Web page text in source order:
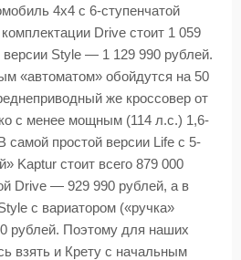
4х4 с 6-ступенчатой
Drive стоит 1 059
версии Style — 1 129 990 рублей.
«автоматом» обойдутся на 50
же кроссовер от
с менее мощным (114 л.с.) 1,6-
самой простой версии Life с 5-
Kaptur стоит всего 879 000
Drive — 929 990 рублей, а в
с вариатором («ручка»
рублей. Поэтому для наших
взять и Крету с начальным